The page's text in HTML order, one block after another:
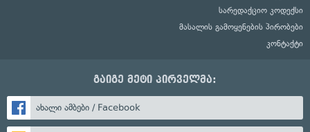
სარედაქციო კოდექსი
მასალის გამოყენების პირობები
კონტაქტი
გაიგე მეტი პირველმა:
ახალი ამბები / Facebook